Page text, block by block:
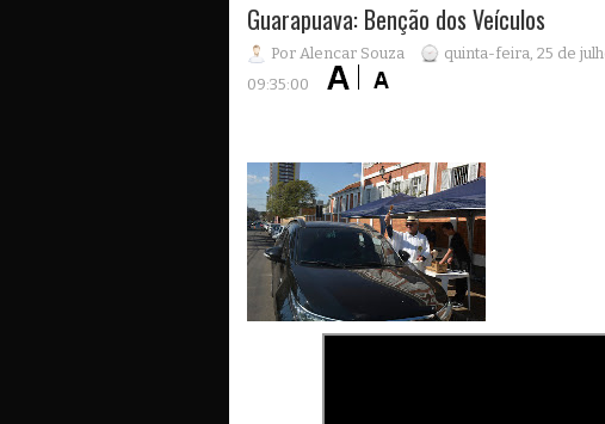
Guarapuava: Benção dos Veículos
Por Alencar Souza quinta-feira, 25 de
09:35:00